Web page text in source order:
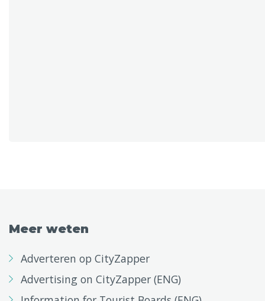
Meer weten
Adverteren op CityZapper
Advertising on CityZapper (ENG)